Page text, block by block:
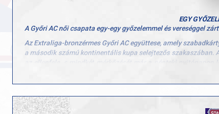
EGY
A Győri AC női csapata egy-egy győzelemmel és vereséggel
Az Extraliga-bronzérmes Győri AC együttese, amely
a második számú kontinentális kupa selejtezős szakaszában.
az ellenfele, s mindkét mérkőzését már a pénteki
Eredmények, női Európa-kupa, első
CP Lyssois Lille Metropole–Győri AC 3:0